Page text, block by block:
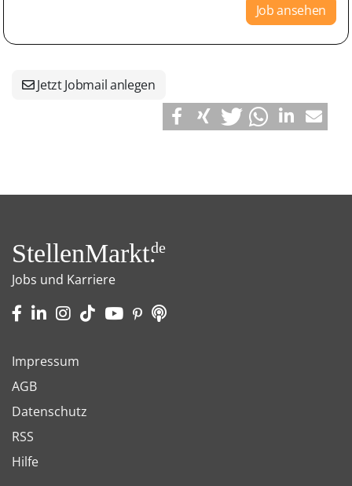
Job ansehen
Jetzt Jobmail anlegen
StellenMarkt.de
Jobs und Karriere
Impressum
AGB
Datenschutz
RSS
Hilfe